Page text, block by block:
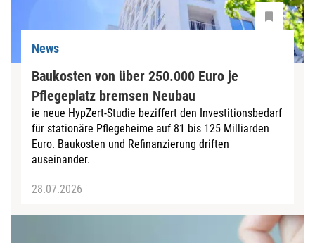
News
Baukosten von über 250.000 Euro je
Pflegeplatz bremsen Neubau
ie neue HypZert-Studie beziffert den Investitionsbedarf
für stationäre Pflegeheime auf 81 bis 125 Milliarden
Euro. Baukosten und Refinanzierung driften
auseinander.
28.07.2026